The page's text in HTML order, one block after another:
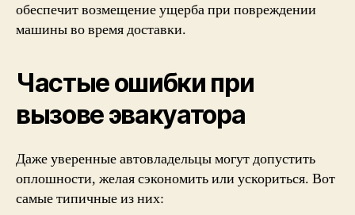
обеспечит возмещение ущерба при повреждении
машины во время доставки.
Частые ошибки при
вызове эвакуатора
Даже уверенные автовладельцы могут допустить
оплошности, желая сэкономить или ускориться. Вот
самые типичные из них: